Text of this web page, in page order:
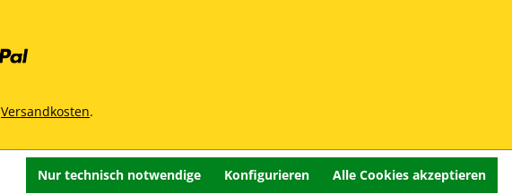
Versandkosten.
Nur technisch notwendige Konfigurieren Alle Cookies akzeptieren